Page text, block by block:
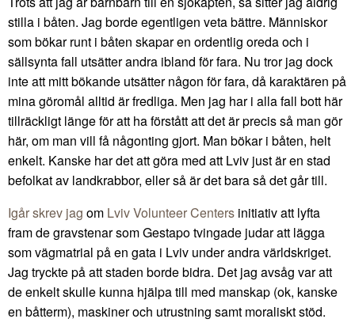
stilla i båten. Jag borde egentligen veta bättre. Människor
som bökar runt i båten skapar en ordentlig oreda och i
sällsynta fall utsätter andra ibland för fara. Nu tror jag dock
inte att mitt bökande utsätter någon för fara, då karaktären på
mina göromål alltid är fredliga. Men jag har i alla fall bott här
tillräckligt länge för att ha förstått att det är precis så man gör
här, om man vill få någonting gjort. Man bökar i båten, helt
enkelt. Kanske har det att göra med att Lviv just är en stad
befolkat av landkrabbor, eller så är det bara så det går till.
Igår skrev jag om Lviv Volunteer Centers initiativ att lyfta
fram de gravstenar som Gestapo tvingade judar att lägga
som vägmatrial på en gata i Lviv under andra världskriget.
Jag tryckte på att staden borde bidra. Det jag avsåg var att
de enkelt skulle kunna hjälpa till med manskap (ok, kanske
en båtterm), maskiner och utrustning samt moraliskt stöd.